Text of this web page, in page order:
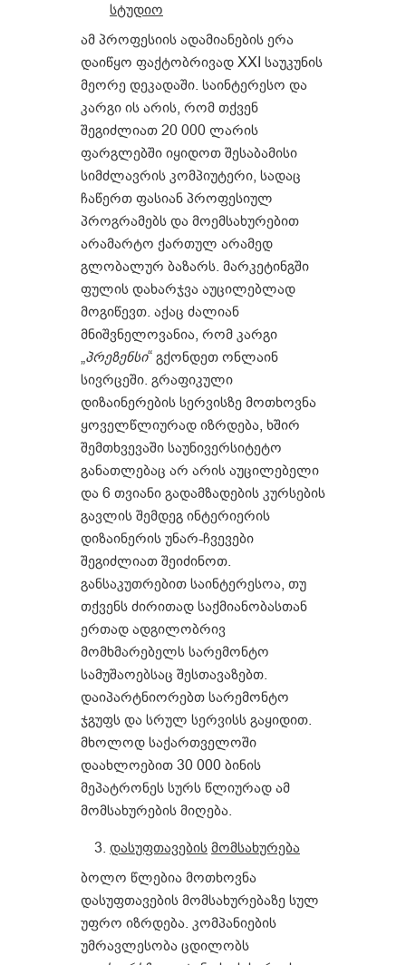
სტუდიო
ამ პროფესიის ადამიანების ერა
დაიწყო ფაქტობრივად XXI საუკუნის
მეორე დეკადაში. საინტერესო და
კარგი ის არის, რომ თქვენ
შეგიძლიათ 20 000 ლარის
ფარგლებში იყიდოთ შესაბამისი
სიმძლავრის კომპიუტერი, სადაც
ჩაწერთ ფასიან პროფესიულ
პროგრამებს და მოემსახურებით
არამარტო ქართულ არამედ
გლობალურ ბაზარს. მარკეტინგში
ფულის დახარჯვა აუცილებლად
მოგიწევთ. აქაც ძალიან
მნიშვნელოვანია, რომ კარგი
პრეზენსი“ გქონდეთ ონლაინ
სივრცეში. გრაფიკული
დიზაინერების სერვისზე მოთხოვნა
ყოველწლიურად იზრდება, ხშირ
შემთხვევაში საუნივერსიტეტო
განათლებაც არ არის აუცილებელი
და 6 თვიანი გადამზადების კურსების
გავლის შემდეგ ინტერიერის
დიზაინერის უნარ-ჩვევები
შეგიძლიათ შეიძინოთ.
განსაკუთრებით საინტერესოა, თუ
თქვენს ძირითად საქმიანობასთან
ერთად ადგილობრივ
მომხმარებელს სარემონტო
სამუშაოებსაც შესთავაზებთ.
დაიპარტნიორებთ სარემონტო
ჯგუფს და სრულ სერვისს გაყიდით.
მხოლოდ საქართველოში
დაახლოებით 30 000 ბინის
მეპატრონეს სურს წლიურად ამ
მომსახურების მიღება.
დასუფთავების მომსახურება
ბოლო წლებია მოთხოვნა
დასუფთავების მომსახურებაზე სულ
უფრო იზრდება. კომპანიების
უმრავლესობა ცდილობს